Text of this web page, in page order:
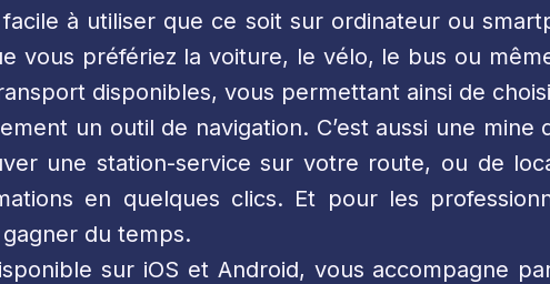
à utiliser que ce soit sur ordinateur ou
vous préfériez la voiture, le vélo, le bus ou
disponibles, vous permettant ainsi de
un outil de navigation. C’est aussi une
une station-service sur votre route, ou de
en quelques clics. Et pour les
du temps.
sur iOS et Android, vous accompagne